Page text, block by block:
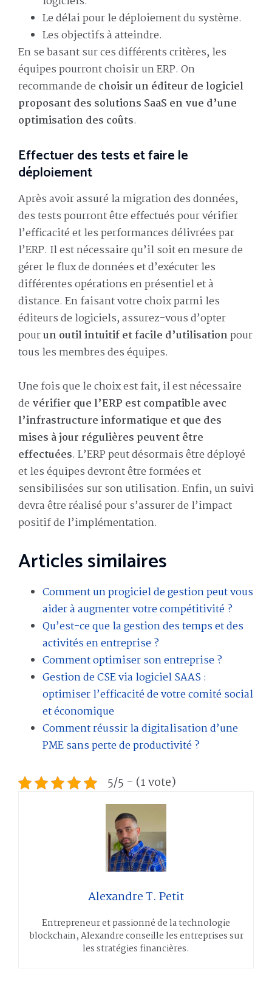
Le délai pour le déploiement du système.
Les objectifs à atteindre.
En se basant sur ces différents critères, les
équipes pourront choisir un ERP. On
recommande de choisir un éditeur de logiciel
proposant des solutions SaaS en vue d’une
optimisation des coûts.
Effectuer des tests et faire le
déploiement
Après avoir assuré la migration des données,
des tests pourront être effectués pour vérifier
l’efficacité et les performances délivrées par
l’ERP. Il est nécessaire qu’il soit en mesure de
gérer le flux de données et d’exécuter les
différentes opérations en présentiel et à
distance. En faisant votre choix parmi les
éditeurs de logiciels, assurez-vous d’opter
pourun outil intuitif et facile d’utilisationpour
tous les membres des équipes.
Une fois que le choix est fait, il est nécessaire
de vérifier que l’ERP est compatible avec
l’infrastructure informatique et que des
mises à jour régulières peuvent être
effectuées. L’ERP peut désormais être déployé
et les équipes devront être formées et
sensibilisées sur son utilisation. Enfin, un suivi
devra être réalisé pour s’assurer de l’impact
positif de l’implémentation.
Articles similaires
Comment un progiciel de gestion peut vous
aider à augmenter votre compétitivité ?
Qu’est-ce que la gestion des temps et des
activités en entreprise ?
Comment optimiser son entreprise ?
Gestion de CSE via logiciel SAAS :
optimiser l’efficacité de votre comité social
et économique
Comment réussir la digitalisation d’une
PME sans perte de productivité ?
5/5 - (1 vote)
Alexandre T. Petit
Entrepreneur et passionné de la technologie
blockchain, Alexandre conseille les entreprises sur
les stratégies financières.